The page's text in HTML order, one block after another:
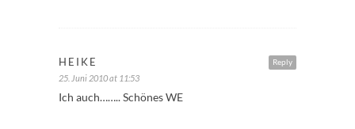
Reply
HEIKE
25. Juni 2010 at 11:53
Ich auch…….. Schönes WE